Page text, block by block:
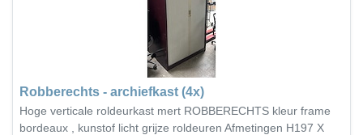
Robberechts - archiefkast (4x)
Hoge verticale roldeurkast mert ROBBERECHTS kleur frame
bordeaux , kunstof licht grijze roldeuren Afmetingen H197 X